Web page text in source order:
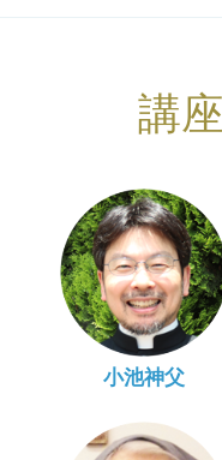
講
小池神父